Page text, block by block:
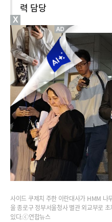
력 담당
사이드 쿠제치 주한 이란대사가 HMM 나
울 종로구 정부서울청사 별관 외교부로
있다.ⓒ연합뉴스
X